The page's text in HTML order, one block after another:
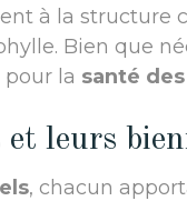
à la structure
Bien que
la santé
leurs
, chacun